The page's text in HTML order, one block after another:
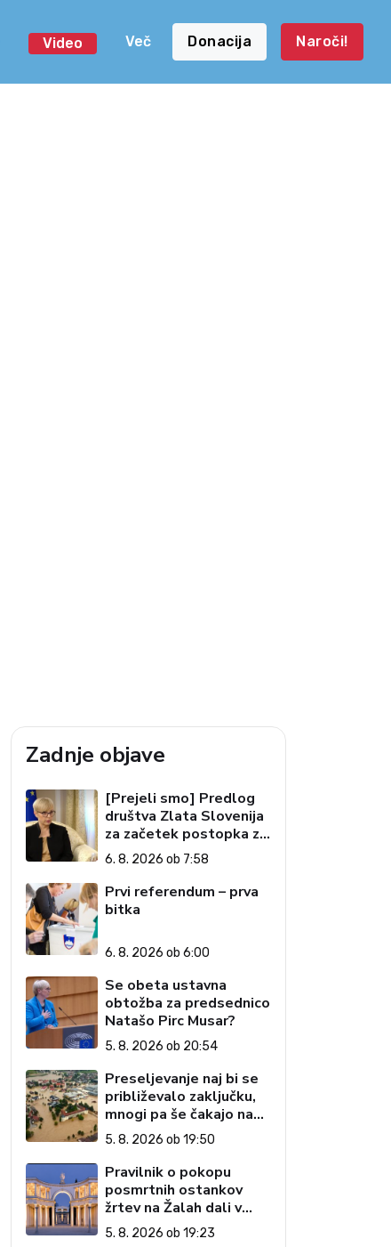
Video Več Donacija Naroči!
Zadnje objave
[Prejeli smo] Predlog
društva Zlata Slovenija
za začetek postopka za
preučitev pogojev za
ustavno obtožbo
predsednice Republike
Slovenije
6. 8. 2026 ob 7:58
Prvi referendum – prva
bitka
6. 8. 2026 ob 6:00
Se obeta ustavna
obtožba za predsednico
Natašo Pirc Musar?
5. 8. 2026 ob 20:54
Preseljevanje naj bi se
približevalo zaključku,
mnogi pa še čakajo na
domove
5. 8. 2026 ob 19:50
Pravilnik o pokopu
posmrtnih ostankov
žrtev na Žalah dali v
javno razpravo
5. 8. 2026 ob 19:23